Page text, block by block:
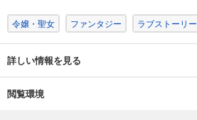
令嬢・聖女 ファンタジー ラブストーリー
詳しい情報を見る
閲覧環境